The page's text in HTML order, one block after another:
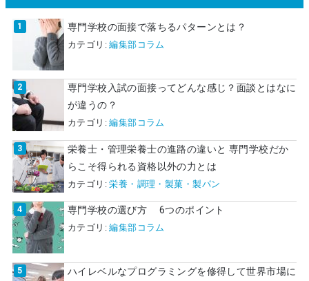
専門学校の面接で落ちるパターンとは？
カテゴリ:編集部コラム
専門学校入試の面接ってどんな感じ？面談とはなに
が違うの？
カテゴリ:編集部コラム
栄養士・管理栄養士の進路の違いと 専門学校だか
らこそ得られる資格以外の力とは
カテゴリ:栄養・調理・製菓・製パン
専門学校の選び方 6つのポイント
カテゴリ:編集部コラム
ハイレベルなプログラミングを修得して世界市場に